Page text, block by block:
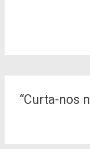
“Curta-nos